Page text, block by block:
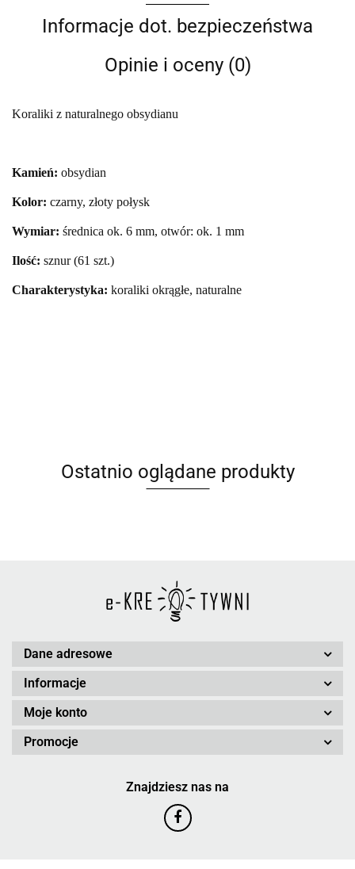
Informacje dot. bezpieczeństwa
Opinie i oceny (0)
Koraliki z naturalnego obsydianu
Kamień: obsydian
Kolor: czarny, złoty połysk
Wymiar: średnica ok. 6 mm, otwór: ok. 1 mm
Ilość: sznur (61 szt.)
Charakterystyka: koraliki okrągłe, naturalne
Ostatnio oglądane produkty
Dane adresowe
Informacje
Moje konto
Promocje
Znajdziesz nas na